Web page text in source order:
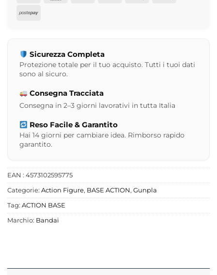
Postepay
Sicurezza Completa
Protezione totale per il tuo acquisto. Tutti i tuoi dati
sono al sicuro.
Consegna Tracciata
Consegna in 2–3 giorni lavorativi in tutta Italia
Reso Facile & Garantito
Hai 14 giorni per cambiare idea. Rimborso rapido
garantito.
EAN : 4573102595775
Categorie: Action Figure, BASE ACTION, Gunpla
Tag: ACTION BASE
Marchio: Bandai